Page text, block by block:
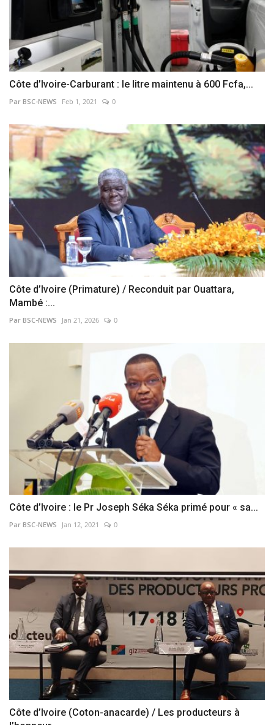
Côte d’Ivoire-Carburant : le litre maintenu à 600 Fcfa,...
Par BSC-NEWS Feb 1, 2021 0
Côte d’Ivoire (Primature) / Reconduit par Ouattara,
Mambé :...
Par BSC-NEWS Jan 21, 2026 0
Côte d’Ivoire : le Pr Joseph Séka Séka primé pour « sa...
Par BSC-NEWS Jan 12, 2021 0
Côte d’Ivoire (Coton-anacarde) / Les producteurs à